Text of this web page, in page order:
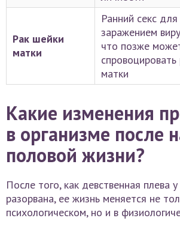
Рак шейки
матки
Ранний секс
заражением
что позже
матки
Какие изменения
в организме после
половой жизни?
После того, как девственная плева
разорвана, ее жизнь меняется не
психологическом, но и в